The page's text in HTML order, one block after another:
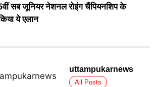
सब जूनियर नेशनल रोइंग चैंपियनशिप के
ये एलान
uttampukarnews
All Posts